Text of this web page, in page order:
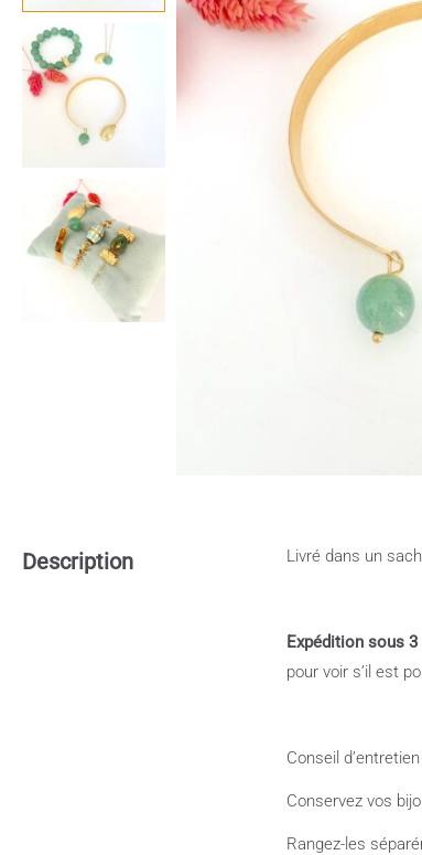
Description Livré dans un
Expédition sous
pour voir s’il est
Conseil d’entretien
Conservez vos
Rangez-les